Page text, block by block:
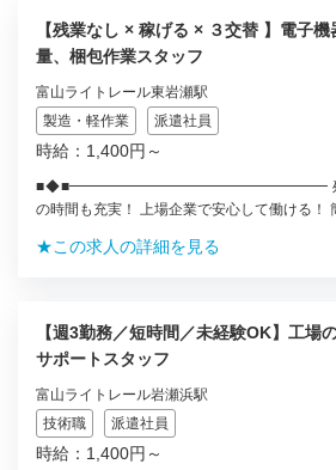
【残業なし × 稼げる × ３交替 】電子
量、梱包作業スタッフ
富山ライトレール東岩瀬駅
製造・軽作業
派遣社員
時給：1,400円～
■◆■━━━━━━━━━━━━━━━━━━ 残業
の時間も充実！ 上場企業で安心して働ける！
★この求人の詳細を見る
【週3勤務／短時間／未経験OK】工場
サポートスタッフ
富山ライトレール岩瀬浜駅
技術職
派遣社員
時給：1,400円～